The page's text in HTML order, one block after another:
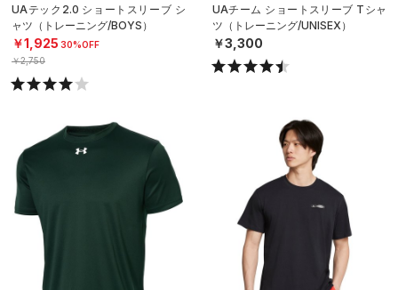
UAテック2.0 ショートスリーブ シ
ャツ（トレーニング/BOYS）
￥1,925 30%OFF
￥2,750
UAチーム ショートスリーブ Tシャ
ツ（トレーニング/UNISEX）
￥3,300